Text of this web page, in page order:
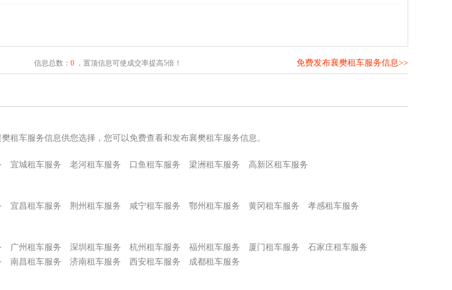
信息总数： 0，置顶信息可使成交率提高5倍！ 免费发布襄樊租车服务信息>>
租车服务信息供您选择，您可以免费查看和发布襄樊租车服务信息。
宜城租车服务 老河租车服务 口鱼租车服务 梁洲租车服务
高新区租车服务
宜昌租车服务 荆州租车服务 咸宁租车服务 鄂州租车服务 黄冈租车服务
孝感租车服务
广州租车服务 深圳租车服务 杭州租车服务 福州租车服务 厦门租车服务
石家庄租车服务
南昌租车服务 济南租车服务 西安租车服务 成都租车服务